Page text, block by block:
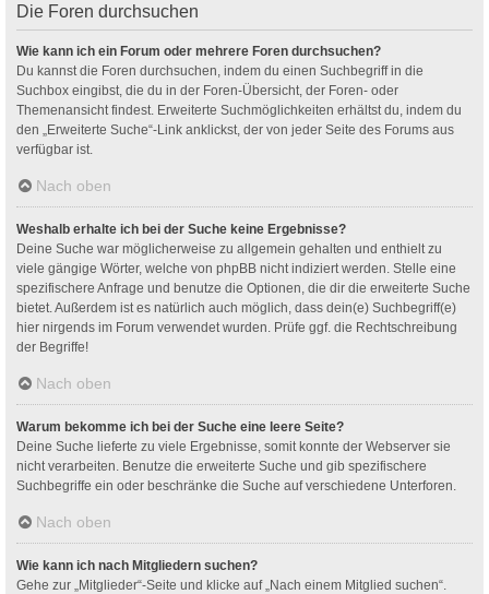
Die Foren durchsuchen
Wie kann ich ein Forum oder mehrere Foren durchsuchen?
Du kannst die Foren durchsuchen, indem du einen Suchbegriff in die
Suchbox eingibst, die du in der Foren-Übersicht, der Foren- oder
Themenansicht findest. Erweiterte Suchmöglichkeiten erhältst du, indem du
den „Erweiterte Suche“-Link anklickst, der von jeder Seite des Forums aus
verfügbar ist.
Nach oben
Weshalb erhalte ich bei der Suche keine Ergebnisse?
Deine Suche war möglicherweise zu allgemein gehalten und enthielt zu
viele gängige Wörter, welche von phpBB nicht indiziert werden. Stelle eine
spezifischere Anfrage und benutze die Optionen, die dir die erweiterte Suche
bietet. Außerdem ist es natürlich auch möglich, dass dein(e) Suchbegriff(e)
hier nirgends im Forum verwendet wurden. Prüfe ggf. die Rechtschreibung
der Begriffe!
Nach oben
Warum bekomme ich bei der Suche eine leere Seite?
Deine Suche lieferte zu viele Ergebnisse, somit konnte der Webserver sie
nicht verarbeiten. Benutze die erweiterte Suche und gib spezifischere
Suchbegriffe ein oder beschränke die Suche auf verschiedene Unterforen.
Nach oben
Wie kann ich nach Mitgliedern suchen?
Gehe zur „Mitglieder“-Seite und klicke auf „Nach einem Mitglied suchen“.